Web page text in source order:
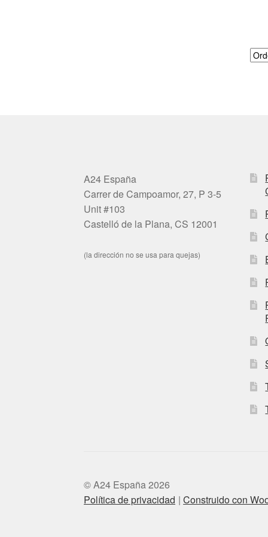
A24 España
Carrer de Campoamor, 27, P 3-5
Unit #103
Castelló de la Plana, CS 12001
(la dirección no se usa para quejas)
© A24 España 2026
Política de privacidad
Construido con